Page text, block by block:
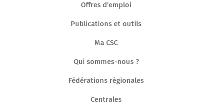
Offres d'emploi
Publications et outils
Ma CSC
Qui sommes-nous ?
Fédérations régionales
Centrales